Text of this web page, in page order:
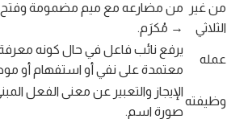
من غير
الثلاثي
من مضارعه مع ميم مضمومة وفتح
→ مُكرَم.
عمله
يرفع نائب فاعل في حال كونه معرفة
معتمدة على نفي أو استفهام أو
وظيفته
الإيجاز والتعبير عن معنى الفعل
صورة اسم.